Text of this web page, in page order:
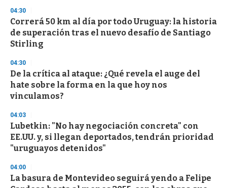
04:30
Correrá 50 km al día por todo Uruguay: la historia
de superación tras el nuevo desafío de Santiago
Stirling
04:30
De la crítica al ataque: ¿Qué revela el auge del
hate sobre la forma en la que hoy nos
vinculamos?
04:03
Lubetkin: "No hay negociación concreta" con
EE.UU. y, si llegan deportados, tendrán prioridad
"uruguayos detenidos"
04:00
La basura de Montevideo seguirá yendo a Felipe